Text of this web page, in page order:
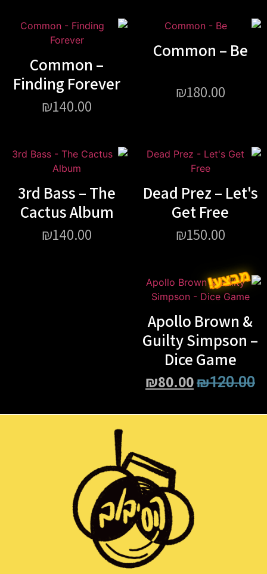
Common – Be
₪180.00
Common –
Finding Forever
₪140.00
Dead Prez – Let's
Get Free
₪150.00
3rd Bass – The
Cactus Album
₪140.00
מבצע!
Apollo Brown &
Guilty Simpson –
Dice Game
₪120.00
₪80.00